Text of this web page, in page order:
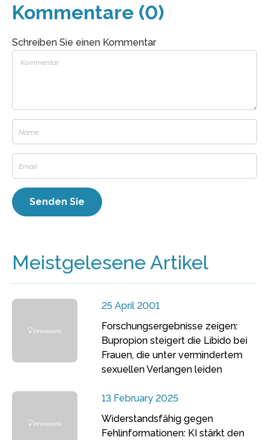
Kommentare (0)
Schreiben Sie einen Kommentar
Meistgelesene Artikel
25 April 2001
Forschungsergebnisse zeigen:
Bupropion steigert die Libido bei
Frauen, die unter vermindertem
sexuellen Verlangen leiden
13 February 2025
Widerstandsfähig gegen
Fehlinformationen: KI stärkt den